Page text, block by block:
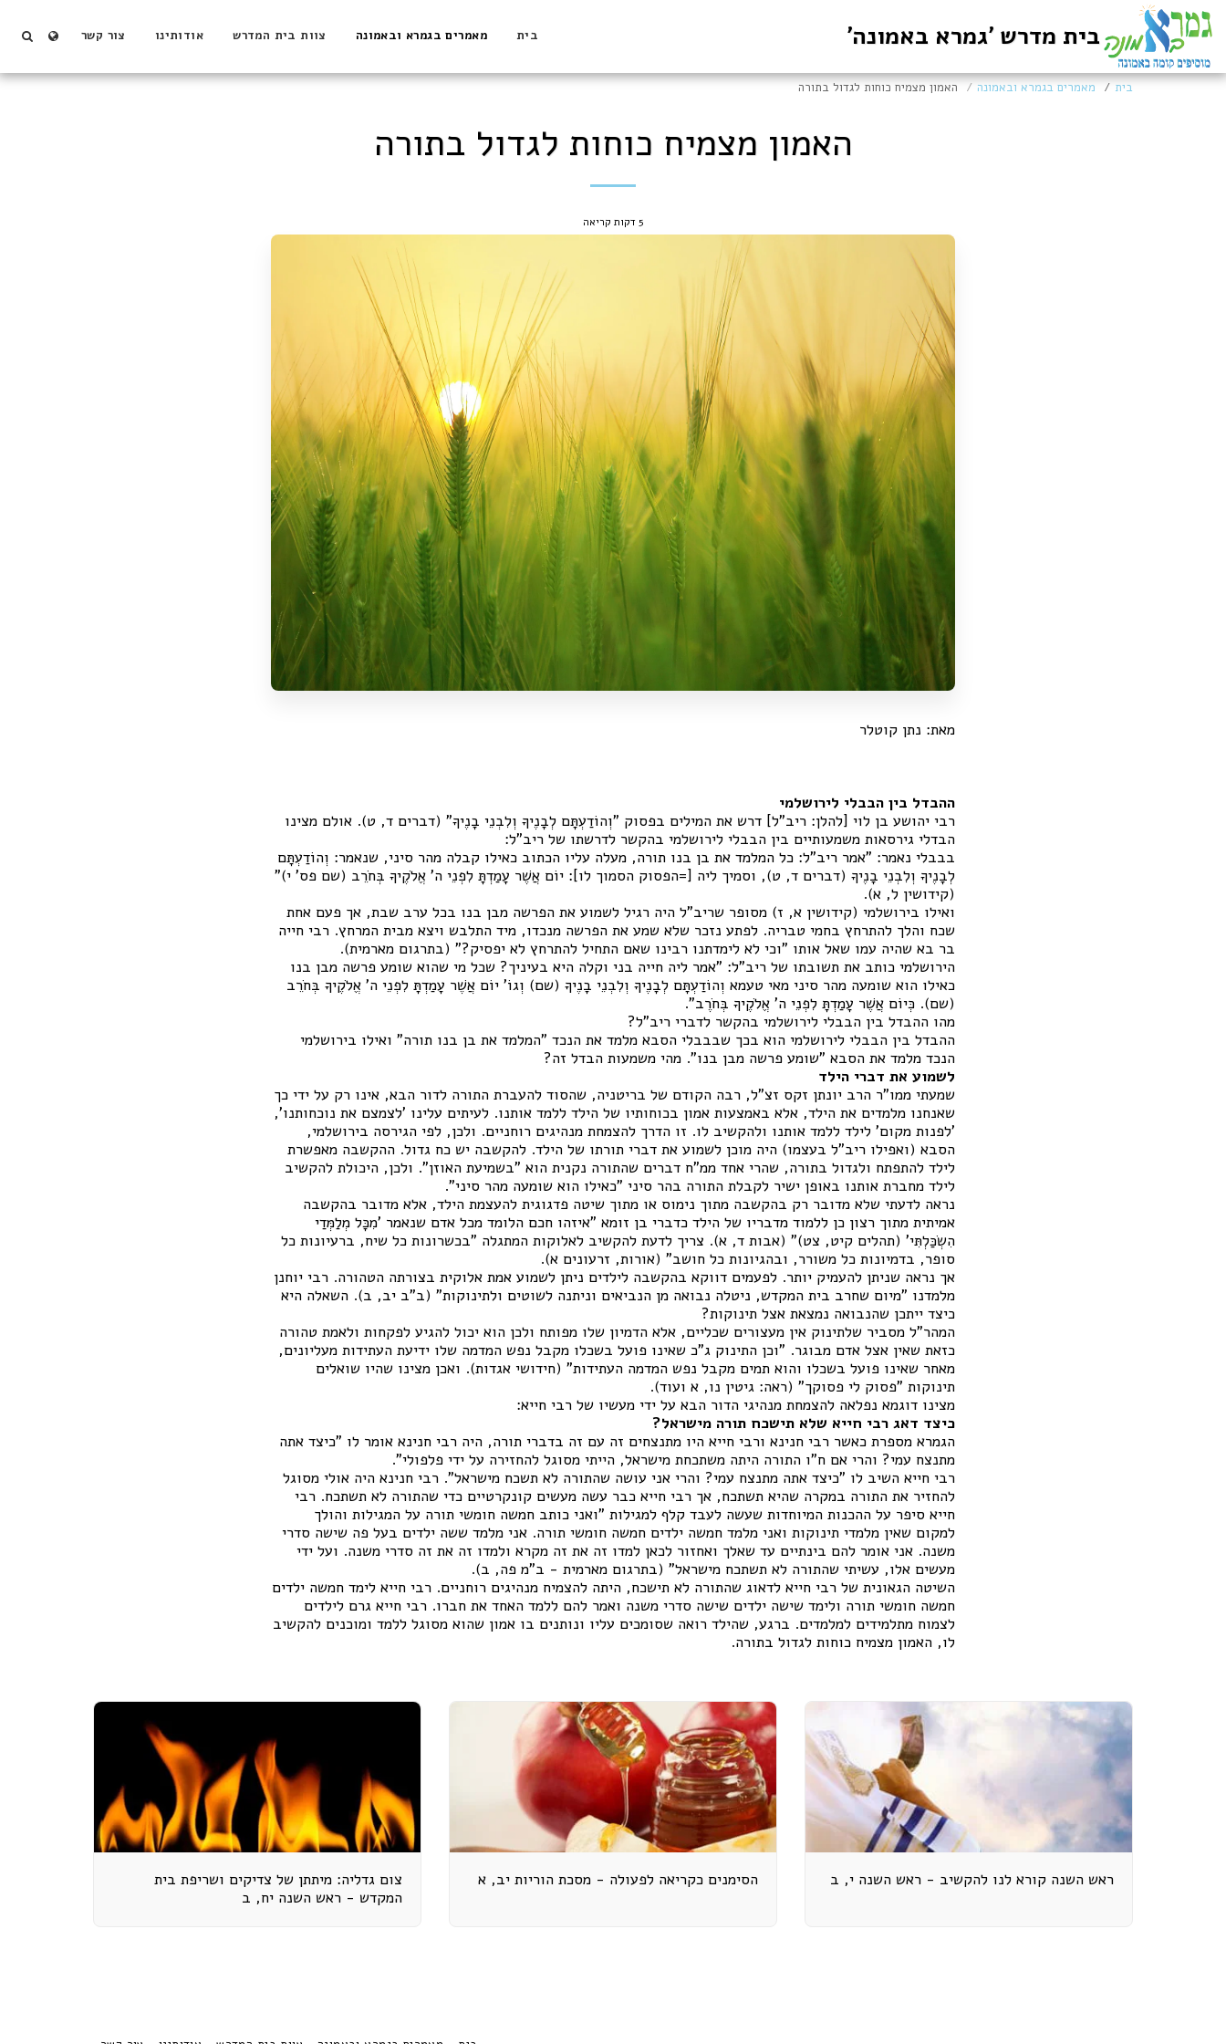
בית מדרש 'גמרא באמונה' בית מאמרים בגמרא ובאמונה צוות בית המדרש אודותינו צור קשר
בית מאמרים בגמרא ובאמונה האמון מצמיח כוחות לגדול בתורה
האמון מצמיח כוחות לגדול בתורה
5 דקות קריאה
מאת: נתן קוטלר
ההבדל בין הבבלי לירושלמי
רבי יהושע בן לוי [להלן: ריב"ל] דרש את המילים בפסוק "וְהוֹדַעְתָּם לְבָנֶיךָ וְלִבְנֵי בָנֶיךָ" (דברים ד, ט). אולם מצינו
הבדלי גירסאות משמעותיים בין הבבלי לירושלמי בהקשר לדרשתו של ריב"ל:
בבבלי נאמר: "אמר ריב"ל: כל המלמד את בן בנו תורה, מעלה עליו הכתוב כאילו קבלה מהר סיני, שנאמר: וְהוֹדַעְתָּם
לְבָנֶיךָ וְלִבְנֵי בָנֶיךָ (דברים ד, ט), וסמיך ליה [=הפסוק הסמוך לו]: יוֹם אֲשֶׁר עָמַדְתָּ לִפְנֵי ה' אֱלֹקֶיךָ בְּחֹרֵב (שם פס' י)"
(קידושין ל, א).
ואילו בירושלמי (קידושין א, ז) מסופר שריב"ל היה רגיל לשמוע את הפרשה מבן בנו בכל ערב שבת, אך פעם אחת
שכח והלך להתרחץ בחמי טבריה. לפתע נזכר שלא שמע את הפרשה מנכדו, מיד התלבש ויצא מבית המרחץ. רבי חייה
בר בא שהיה עמו שאל אותו "וכי לא לימדתנו רבינו שאם התחיל להתרחץ לא יפסיק?" (בתרגום מארמית).
הירושלמי כותב את תשובתו של ריב"ל: "אמר ליה חייה בני וקלה היא בעיניך? שכל מי שהוא שומע פרשה מבן בנו
כאילו הוא שומעה מהר סיני מאי טעמא וְהוֹדַעְתָּם לְבָנֶיךָ וְלִבְנֵי בָנֶיךָ (שם) וְגוֹ' יוֹם אֲשֶׁר עָמַדְתָּ לִפְנֵי ה' אֱלֹקֶיךָ בְּחֹרֵב
(שם). כְּיוֹם אֲשֶׁר עָמַדְתָּ לִפְנֵי ה' אֱלֹקֶיךָ בְּחֹרֶב".
מהו ההבדל בין הבבלי לירושלמי בהקשר לדברי ריב"ל?
ההבדל בין הבבלי לירושלמי הוא בכך שבבבלי הסבא מלמד את הנכד "המלמד את בן בנו תורה" ואילו בירושלמי
הנכד מלמד את הסבא "שומע פרשה מבן בנו". מהי משמעות הבדל זה?
לשמוע את דברי הילד
שמעתי ממו"ר הרב יונתן זקס זצ"ל, רבה הקודם של בריטניה, שהסוד להעברת התורה לדור הבא, אינו רק על ידי כך
שאנחנו מלמדים את הילד, אלא באמצעות אמון בכוחותיו של הילד ללמד אותנו. לעיתים עלינו 'לצמצם את נוכחותנו',
'לפנות מקום' לילד ללמד אותנו ולהקשיב לו. זו הדרך להצמחת מנהיגים רוחניים. ולכן, לפי הגירסה בירושלמי,
הסבא (ואפילו ריב"ל בעצמו) היה מוכן לשמוע את דברי תורתו של הילד. להקשבה יש כח גדול. ההקשבה מאפשרת
לילד להתפתח ולגדול בתורה, שהרי אחד ממ"ח דברים שהתורה נקנית הוא "בשמיעת האוזן". ולכן, היכולת להקשיב
לילד מחברת אותנו באופן ישיר לקבלת התורה בהר סיני "כאילו הוא שומעה מהר סיני".
נראה לדעתי שלא מדובר רק בהקשבה מתוך נימוס או מתוך שיטה פדגוגית להעצמת הילד, אלא מדובר בהקשבה
אמיתית מתוך רצון כן ללמוד מדבריו של הילד כדברי בן זומא "איזהו חכם הלומד מכל אדם שנאמר 'מִכָּל מְלַמְּדַי
הִשְׂכַּלְתִּי' (תהלים קיט, צט)" (אבות ד, א). צריך לדעת להקשיב לאלוקות המתגלה "בכשרונות כל שיח, ברעיונות כל
סופר, בדמיונות כל משורר, ובהגיונות כל חושב" (אורות, זרעונים א).
אך נראה שניתן להעמיק יותר. לפעמים דווקא בהקשבה לילדים ניתן לשמוע אמת אלוקית בצורתה הטהורה. רבי יוחנן
מלמדנו "מיום שחרב בית המקדש, ניטלה נבואה מן הנביאים וניתנה לשוטים ולתינוקות" (ב"ב יב, ב). השאלה היא
כיצד ייתכן שהנבואה נמצאת אצל תינוקות?
המהר"ל מסביר שלתינוק אין מעצורים שכליים, אלא הדמיון שלו מפותח ולכן הוא יכול להגיע לפקחות ולאמת טהורה
כזאת שאין אצל אדם מבוגר. "וכן התינוק ג"כ שאינו פועל בשכלו מקבל נפש המדמה שלו ידיעת העתידות מעליונים,
מאחר שאינו פועל בשכלו והוא תמים מקבל נפש המדמה העתידות" (חידושי אגדות). ואכן מצינו שהיו שואלים
תינוקות "פסוק לי פסוקך" (ראה: גיטין נו, א ועוד).
מצינו דוגמא נפלאה להצמחת מנהיגי הדור הבא על ידי מעשיו של רבי חייא:
כיצד דאג רבי חייא שלא תישכח תורה מישראל?
הגמרא מספרת כאשר רבי חנינא ורבי חייא היו מתנצחים זה עם זה בדברי תורה, היה רבי חנינא אומר לו "כיצד אתה
מתנצח עמי? והרי אם ח"ו התורה היתה משתכחת מישראל, הייתי מסוגל להחזירה על ידי פלפולי".
רבי חייא השיב לו "כיצד אתה מתנצח עמי? והרי אני עושה שהתורה לא תשכח מישראל". רבי חנינא היה אולי מסוגל
להחזיר את התורה במקרה שהיא תשתכח, אך רבי חייא כבר עשה מעשים קונקרטיים כדי שהתורה לא תשתכח. רבי
חייא סיפר על ההכנות המיוחדות שעשה לעבד קלף למגילות "ואני כותב חמשה חומשי תורה על המגילות והולך
למקום שאין מלמדי תינוקות ואני מלמד חמשה ילדים חמשה חומשי תורה. אני מלמד ששה ילדים בעל פה שישה סדרי
משנה. אני אומר להם בינתיים עד שאלך ואחזור לכאן למדו זה את זה מקרא ולמדו זה את זה סדרי משנה. ועל ידי
מעשים אלו, עשיתי שהתורה לא תשתכח מישראל" (בתרגום מארמית - ב"מ פה, ב).
השיטה הגאונית של רבי חייא לדאוג שהתורה לא תישכח, היתה להצמיח מנהיגים רוחניים. רבי חייא לימד חמשה ילדים
חמשה חומשי תורה ולימד שישה ילדים שישה סדרי משנה ואמר להם ללמד האחד את חברו. רבי חייא גרם לילדים
לצמוח מתלמידים למלמדים. ברגע, שהילד רואה שסומכים עליו ונותנים בו אמון שהוא מסוגל ללמד ומוכנים להקשיב
לו, האמון מצמיח כוחות לגדול בתורה.
ראש השנה קורא לנו להקשיב - ראש השנה י, ב הסימנים כקריאה לפעולה - מסכת הוריות יב, א
צום גדליה: מיתתן של צדיקים ושריפת בית
המקדש - ראש השנה יח, ב